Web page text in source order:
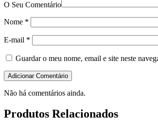
O Seu Comentário
Nome *
E-mail *
Guardar o meu nome, email e site neste
Não há comentários ainda.
Produtos Relacionados